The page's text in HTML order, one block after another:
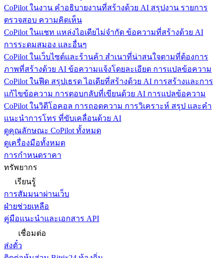
CoPilot ในงาน คำอธิบายงานที่สร้างด้วย AI สรุปงาน รายการ
ตรวจสอบ ความคิดเห็น
CoPilot ในแชท แหล่งไอเดียไม่จำกัด ข้อความที่สร้างด้วย AI
การระดมสมอง และอื่นๆ
CoPilot ในเว็บไซต์และร้านค้า สำเนาที่น่าสนใจตามที่ต้องการ
ภาพที่สร้างด้วย AI ข้อความแจ้งโดยละเอียด การแปลข้อความ
CoPilot ในฟีด สรุปเธรด ไอเดียที่สร้างด้วย AI การสร้างและการ
แก้ไขข้อความ การตอบกลับที่เขียนด้วย AI การแปลข้อความ
CoPilot ในวิดีโอคอล การถอดความ การวิเคราะห์ สรุป และคำ
แนะนำการโทร ที่ขับเคลื่อนด้วย AI
ดูคุณลักษณะ CoPilot ทั้งหมด
ดูเครื่องมือทั้งหมด
การกำหนดราคา
ทรัพยากร
เรียนรู้
การสัมมนาผ่านเว็บ
ฝ่ายช่วยเหลือ
คู่มือแนะนำและเอกสาร API
เชื่อมต่อ
ส่งตั๋ว